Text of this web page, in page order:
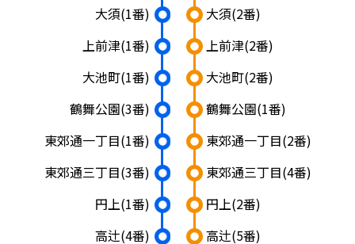
大須(1番)
上前津(1番)
大池町(1番)
鶴舞公園(3番)
東郊通一丁目(1番)
東郊通三丁目(3番)
円上(1番)
高辻(4番)
高辻(5番)
円上(2番)
東郊通三丁目(4番)
東郊通一丁目(2番)
鶴舞公園(1番)
大池町(2番)
上前津(2番)
大須(2番)